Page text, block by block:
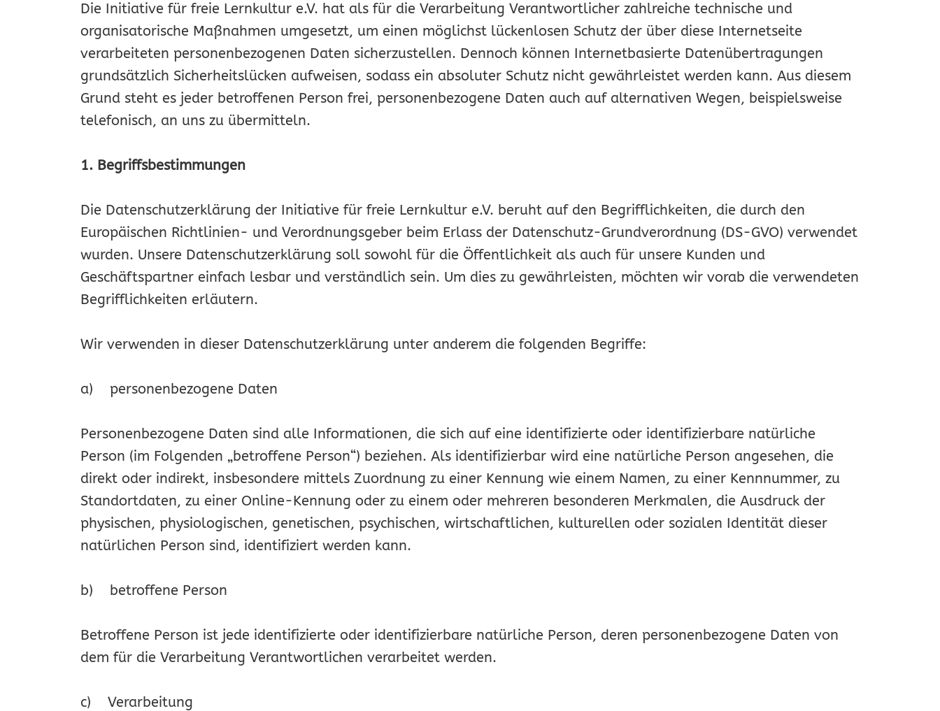
Die Initiative für freie Lernkultur e.V. hat als für die Verarbeitung Verantwortlicher zahlreiche technische und
organisatorische Maßnahmen umgesetzt, um einen möglichst lückenlosen Schutz der über diese Internetseite
verarbeiteten personenbezogenen Daten sicherzustellen. Dennoch können Internetbasierte Datenübertragungen
grundsätzlich Sicherheitslücken aufweisen, sodass ein absoluter Schutz nicht gewährleistet werden kann. Aus diesem
Grund steht es jeder betroffenen Person frei, personenbezogene Daten auch auf alternativen Wegen, beispielsweise
telefonisch, an uns zu übermitteln.
1. Begriffsbestimmungen
Die Datenschutzerklärung der Initiative für freie Lernkultur e.V. beruht auf den Begrifflichkeiten, die durch den
Europäischen Richtlinien- und Verordnungsgeber beim Erlass der Datenschutz-Grundverordnung (DS-GVO) verwendet
wurden. Unsere Datenschutzerklärung soll sowohl für die Öffentlichkeit als auch für unsere Kunden und
Geschäftspartner einfach lesbar und verständlich sein. Um dies zu gewährleisten, möchten wir vorab die verwendeten
Begrifflichkeiten erläutern.
Wir verwenden in dieser Datenschutzerklärung unter anderem die folgenden Begriffe:
a) personenbezogene Daten
Personenbezogene Daten sind alle Informationen, die sich auf eine identifizierte oder identifizierbare natürliche
Person (im Folgenden „betroffene Person“) beziehen. Als identifizierbar wird eine natürliche Person angesehen, die
direkt oder indirekt, insbesondere mittels Zuordnung zu einer Kennung wie einem Namen, zu einer Kennnummer, zu
Standortdaten, zu einer Online-Kennung oder zu einem oder mehreren besonderen Merkmalen, die Ausdruck der
physischen, physiologischen, genetischen, psychischen, wirtschaftlichen, kulturellen oder sozialen Identität dieser
natürlichen Person sind, identifiziert werden kann.
b) betroffene Person
Betroffene Person ist jede identifizierte oder identifizierbare natürliche Person, deren personenbezogene Daten von
dem für die Verarbeitung Verantwortlichen verarbeitet werden.
c) Verarbeitung